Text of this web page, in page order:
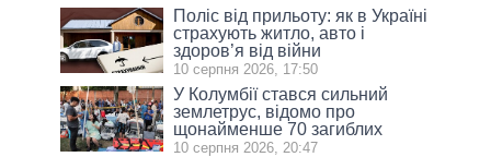
Поліс від прильоту: як в Україні
страхують житло, авто і
здоров’я від війни
10 серпня 2026, 17:50
У Колумбії стався сильний
землетрус, відомо про
щонайменше 70 загиблих
10 серпня 2026, 20:47